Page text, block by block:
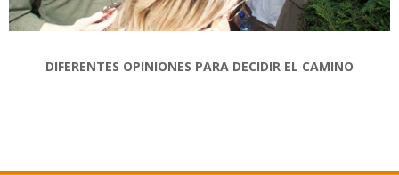
DIFERENTES OPINIONES PARA DECIDIR EL CAMINO